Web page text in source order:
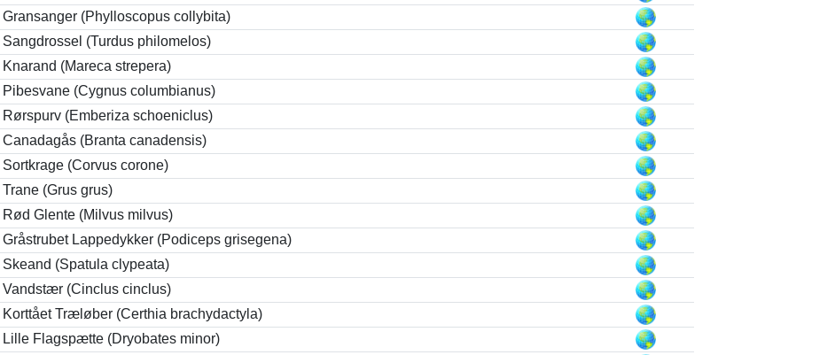
Gransanger (Phylloscopus collybita)
Sangdrossel (Turdus philomelos)
Knarand (Mareca strepera)
Pibesvane (Cygnus columbianus)
Rørspurv (Emberiza schoeniclus)
Canadagås (Branta canadensis)
Sortkrage (Corvus corone)
Trane (Grus grus)
Rød Glente (Milvus milvus)
Gråstrubet Lappedykker (Podiceps grisegena)
Skeand (Spatula clypeata)
Vandstær (Cinclus cinclus)
Korttået Træløber (Certhia brachydactyla)
Lille Flagspætte (Dryobates minor)